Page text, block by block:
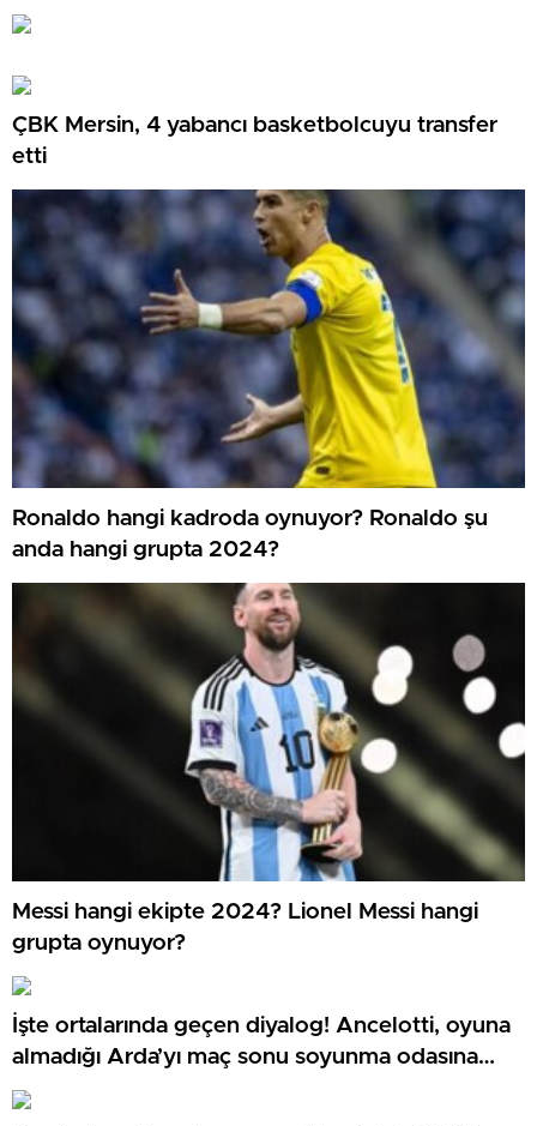
ÇBK Mersin, 4 yabancı basketbolcuyu transfer
etti
Ronaldo hangi kadroda oynuyor? Ronaldo şu
anda hangi grupta 2024?
Messi hangi ekipte 2024? Lionel Messi hangi
grupta oynuyor?
İşte ortalarında geçen diyalog! Ancelotti, oyuna
almadığı Arda’yı maç sonu soyunma odasına
çekti